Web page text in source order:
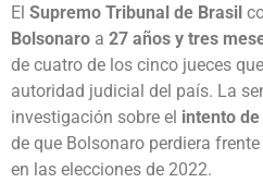
El Supremo Tribunal de Brasil
Bolsonaro a 27 años y tres
de cuatro de los cinco jueces
autoridad judicial del país. La
investigación sobre el intento
de que Bolsonaro perdiera frente
en las elecciones de 2022.